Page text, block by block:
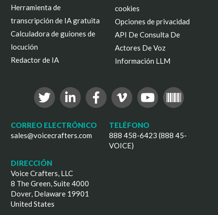
Herramienta de
transcripción de IA gratuita
Calculadora de guiones de
locución
Redactor de IA
cookies
Opciones de privacidad
API De Consulta De
Actores De Voz
Información LLM
CORREO ELECTRÓNICO
sales@voicecrafters.com
TELÉFONO
888 458-6423 (888 45-
VOICE)
DIRECCIÓN
Voice Crafters, LLC
8 The Green, Suite 4000
Dover, Delaware 19901
United States